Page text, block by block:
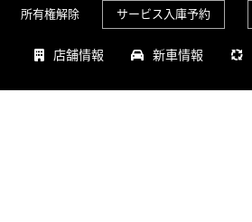
所有権解除 サービス入庫予約
店舗情報 新車情報